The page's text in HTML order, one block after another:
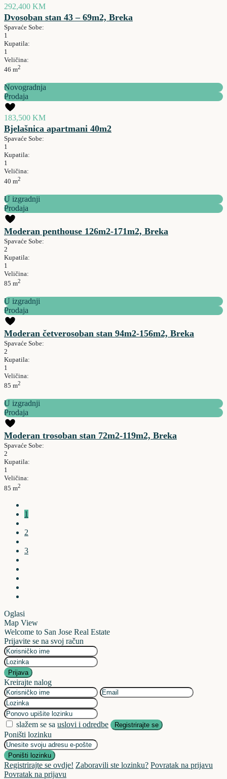
292,400 KM
Dvosoban stan 43 – 69m2, Breka
Spavaće Sobe:
1
Kupatila:
1
Veličina:
46 m2
Novogradnja
Prodaja
183,500 KM
Bjelašnica apartmani 40m2
Spavaće Sobe:
1
Kupatila:
1
Veličina:
40 m2
U izgradnji
Prodaja
Moderan penthouse 126m2-171m2, Breka
Spavaće Sobe:
2
Kupatila:
1
Veličina:
85 m2
U izgradnji
Prodaja
Moderan četverosoban stan 94m2-156m2, Breka
Spavaće Sobe:
2
Kupatila:
1
Veličina:
85 m2
U izgradnji
Prodaja
Moderan trosoban stan 72m2-119m2, Breka
Spavaće Sobe:
2
Kupatila:
1
Veličina:
85 m2
1
2
3
Oglasi
Map View
Welcome to San Jose Real Estate
Prijavite se na svoj račun
Prijava
Kreirajte nalog
slažem se sa uslovi i odredbe Registrirajte se
Poništi lozinku
Poništi lozinku
Registrirajte se ovdje! Zaboravili ste lozinku? Povratak na prijavu
Povratak na prijavu